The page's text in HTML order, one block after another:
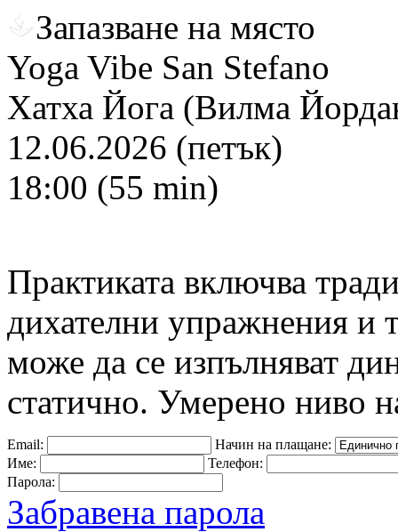
Запазване на място
Yoga Vibe San Stefano
Хатха Йога (Вилма
12.06.2026 (петък)
18:00 (55 min)
Практиката включва
дихателни упражнения и
може да се изпълняват
статично. Умерено ниво
Email:
Начин на плащане:
Име:
Телефон:
Парола:
Забравена парола